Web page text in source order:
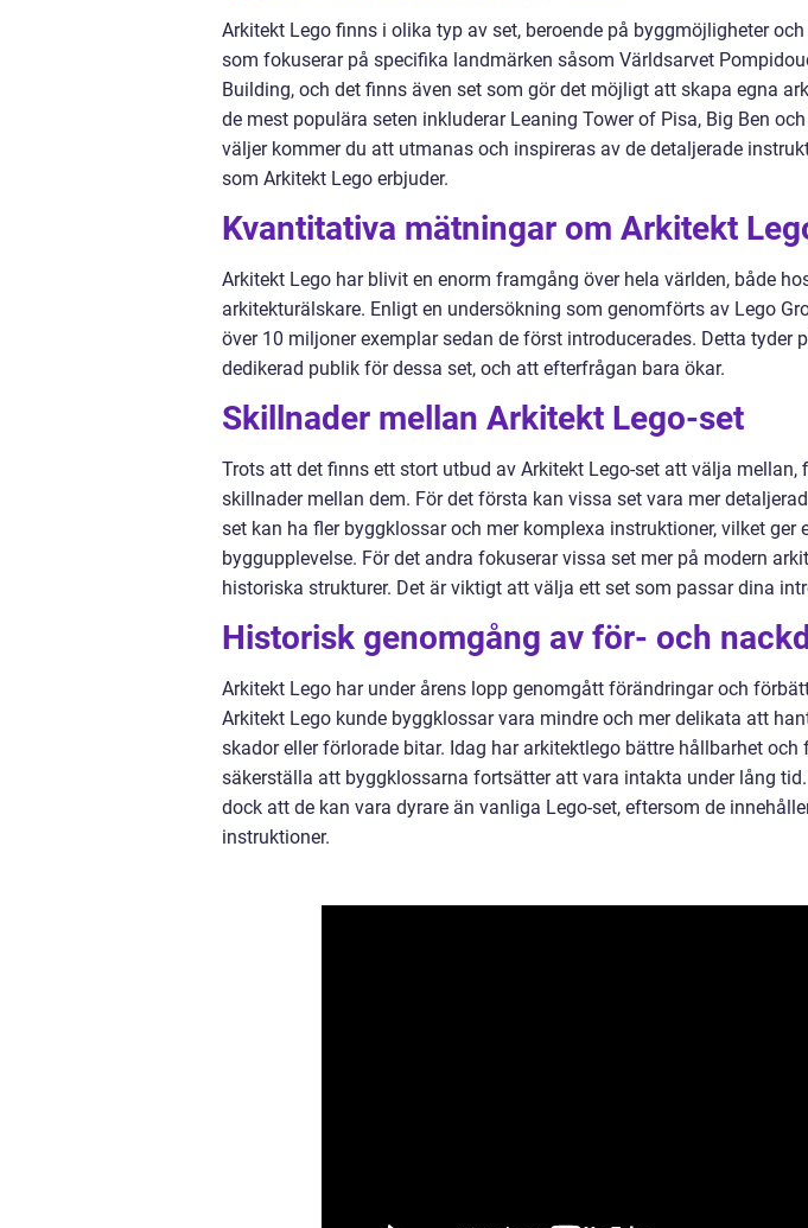
Arkitekt Lego finns i olika typ av set, beroende på byggmöjligheter
som fokuserar på specifika landmärken såsom Världsarvet
Building, och det finns även set som gör det möjligt att skapa egna
de mest populära seten inkluderar Leaning Tower of Pisa, Big Ben
väljer kommer du att utmanas och inspireras av de detaljerade
som Arkitekt Lego erbjuder.
Kvantitativa mätningar om Arkitekt
Arkitekt Lego har blivit en enorm framgång över hela världen, både
arkitekturälskare. Enligt en undersökning som genomförts av Lego
över 10 miljoner exemplar sedan de först introducerades. Detta tyder
dedikerad publik för dessa set, och att efterfrågan bara ökar.
Skillnader mellan Arkitekt Lego-set
Trots att det finns ett stort utbud av Arkitekt Lego-set att välja mellan,
skillnader mellan dem. För det första kan vissa set vara mer
set kan ha fler byggklossar och mer komplexa instruktioner, vilket ger
byggupplevelse. För det andra fokuserar vissa set mer på modern
historiska strukturer. Det är viktigt att välja ett set som passar dina
Historisk genomgång av för- och
Arkitekt Lego har under årens lopp genomgått förändringar och
Arkitekt Lego kunde byggklossar vara mindre och mer delikata att
skador eller förlorade bitar. Idag har arkitektlego bättre hållbarhet
säkerställa att byggklossarna fortsätter att vara intakta under lång
dock att de kan vara dyrare än vanliga Lego-set, eftersom de
instruktioner.